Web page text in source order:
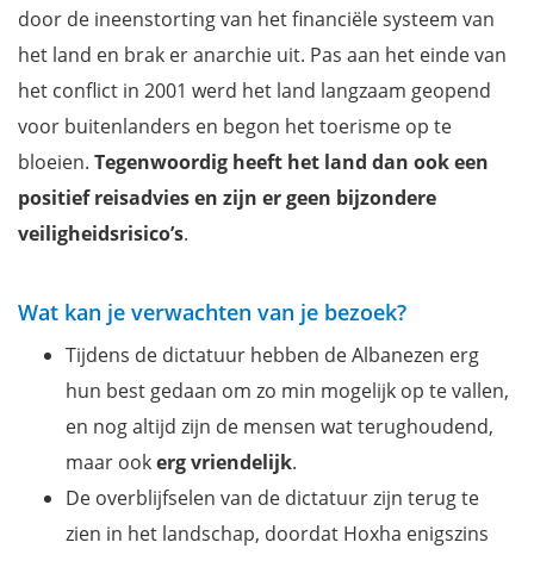
Ontspannen in de Benja Hot Springs
Wijn proeven en zwemmen bij de Kaap van Rodon
Hoe reis je het best naar Albanië?
Filmpje: De mooiste bezienswaardigheden van Albanië
Mis niets tijdens je bezoek aan Albanië met onze reisgids
door de ineenstorting van het financiële systeem van
het land en brak er anarchie uit. Pas aan het einde van
het conflict in 2001 werd het land langzaam geopend
voor buitenlanders en begon het toerisme op te
bloeien. Tegenwoordig heeft het land dan ook een
positief reisadvies en zijn er geen bijzondere
veiligheidsrisico’s.
Wat kan je verwachten van je bezoek?
Tijdens de dictatuur hebben de Albanezen erg
hun best gedaan om zo min mogelijk op te vallen,
en nog altijd zijn de mensen wat terughoudend,
maar ookerg vriendelijk.
De overblijfselen van de dictatuur zijn terug te
zien in het landschap, doordat Hoxha enigszins